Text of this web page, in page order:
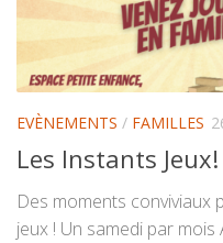
EVÈNEMENTS / FAMILLES
Les Instants Jeux!
Des moments conviviaux
jeux ! Un samedi par